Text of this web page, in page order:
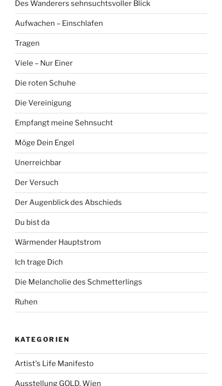
Des Wanderers sehnsuchtsvoller Blick
Aufwachen – Einschlafen
Tragen
Viele – Nur Einer
Die roten Schuhe
Die Vereinigung
Empfangt meine Sehnsucht
Möge Dein Engel
Unerreichbar
Der Versuch
Der Augenblick des Abschieds
Du bist da
Wärmender Hauptstrom
Ich trage Dich
Die Melancholie des Schmetterlings
Ruhen
KATEGORIEN
Artist's Life Manifesto
Ausstellung GOLD, Wien